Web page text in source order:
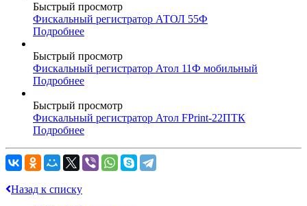
Быстрый просмотр
Фискальный регистратор АТОЛ 55Ф
Подробнее
Быстрый просмотр
Фискальный регистратор Атол 11Ф мобильный
Подробнее
Быстрый просмотр
Фискальный регистратор Атол FPrint-22ПТК
Подробнее
Назад к списку